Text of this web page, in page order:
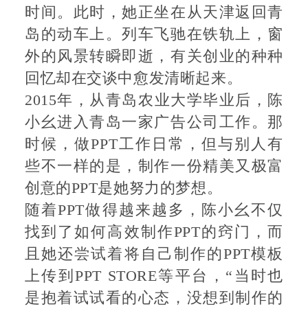
时间。此时，她正坐在从天津返回青
岛的动车上。列车飞驰在铁轨上，窗
外的风景转瞬即逝，有关创业的种种
回忆却在交谈中愈发清晰起来。
2015年，从青岛农业大学毕业后，陈
小幺进入青岛一家广告公司工作。那
时候，做PPT工作日常，但与别人有
些不一样的是，制作一份精美又极富
创意的PPT是她努力的梦想。
随着PPT做得越来越多，陈小幺不仅
找到了如何高效制作PPT的窍门，而
且她还尝试着将自己制作的PPT模板
上传到PPT STORE等平台，“当时也
是抱着试试看的心态，没想到制作的